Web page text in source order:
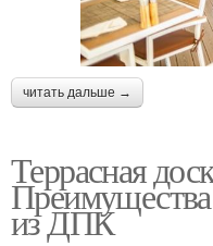
читать дальше →
Террасная
Преимущества
из ДПК